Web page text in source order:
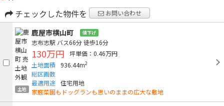
チェックした物件を
お問い合わせ
土地
鹿屋市横山町 値下げ
志布志駅 バス66分徒歩16分
130万円
坪単価：0.46万円
土地面積
936.44m2
総区画数
最適用途 住宅用地
家庭菜園もドッグランも思いのままの広大な敷地